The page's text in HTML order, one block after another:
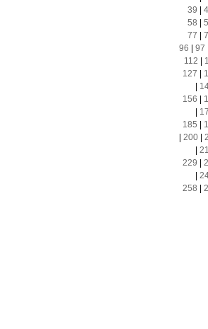
39
58
77
96
97
112
127
156
185
200|
229
258